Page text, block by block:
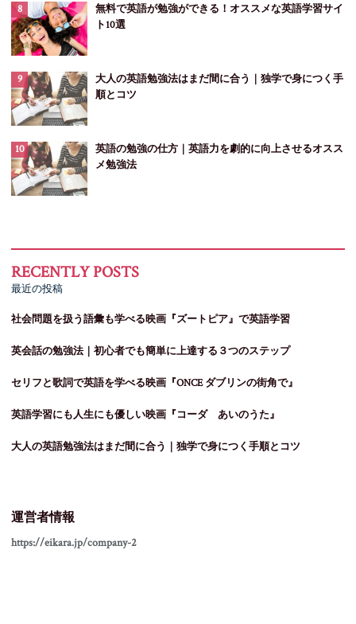
無料で英語が勉強ができる！オススメな英語学習サイ
ト10選
大人の英語勉強法はまだ間に合う｜独学で身につく手
順とコツ
英語の勉強の仕方｜英語力を劇的に向上させるオスス
メ勉強法
最近の投稿
社会問題を扱う語彙も学べる映画『ズートピア』で英語学習
英会話の勉強法｜初心者でも簡単に上達する３つのステップ
セリフと歌詞で英語を学べる映画『ONCE ダブリンの街角で』
英語学習にも人生にも優しい映画『コーダ あいのうた』
大人の英語勉強法はまだ間に合う｜独学で身につく手順とコツ
運営者情報
https://eikara.jp/company-2